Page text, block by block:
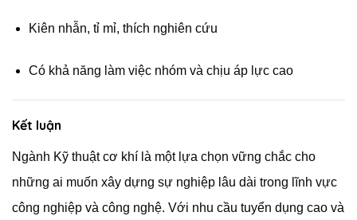
Kiên nhẫn, tỉ mỉ, thích nghiên cứu
Có khả năng làm việc nhóm và chịu áp lực cao
Kết luận
Ngành Kỹ thuật cơ khí là một lựa chọn vững chắc cho
những ai muốn xây dựng sự nghiệp lâu dài trong lĩnh vực
công nghiệp và công nghệ. Với nhu cầu tuyển dụng cao và